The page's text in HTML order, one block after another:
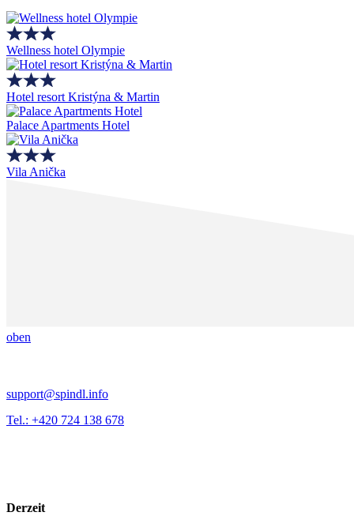
Wellness hotel Olympie
Hotel resort Kristýna & Martin
Palace Apartments Hotel
Vila Anička
oben
support@spindl.info
Tel.: +420 724 138 678
Derzeit